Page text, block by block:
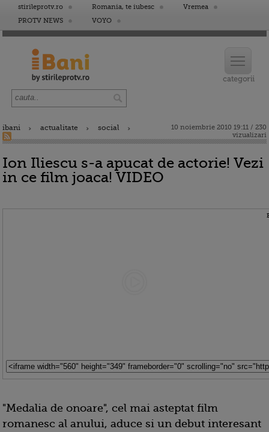
stirileprotv.ro Romania, te iubesc
Vremea
PROTV NEWS
VOYO
ibani actualitate social
10 noiembrie 2010 19:11 / 230
vizualizari
Ion Iliescu s-a apucat de actorie! Vezi
in ce film joaca! VIDEO
"Medalia de onoare", cel mai asteptat film
romanesc al anului, aduce si un debut interesant